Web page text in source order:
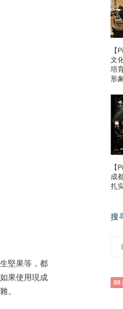
堅果等，都
果使用現成
。
【
文
培
形
【
成
扎
搜